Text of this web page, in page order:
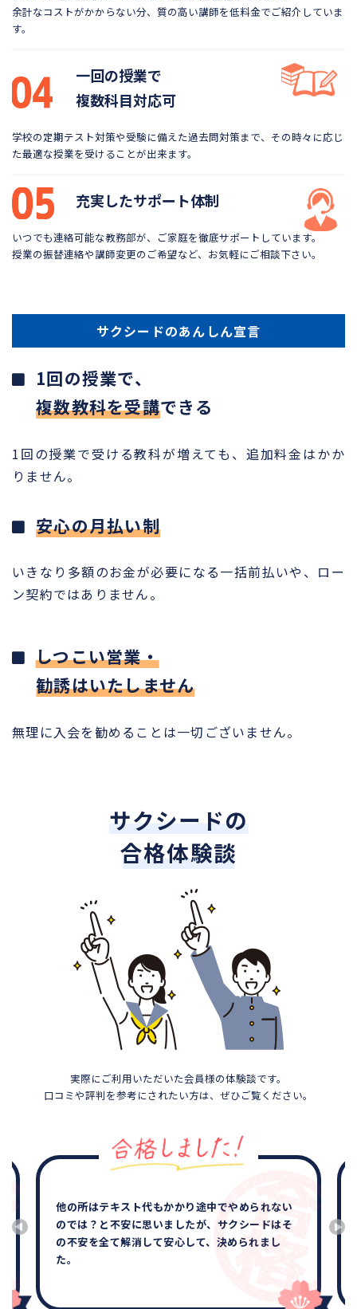
余計なコストがかからない分、質の高い講師を低料金でご紹介していま
す。
一回の授業で
複数科目対応可
学校の定期テスト対策や受験に備えた過去問対策まで、 その時々に応じ
た最適な授業を受けることが出来ます。
充実したサポート体制
いつでも連絡可能な教務部が、ご家庭を徹底サポートしています。
授業の振替連絡や講師変更のご希望など、お気軽にご相談下さい。
サクシードのあんしん宣言
1回の授業で、
複数教科を受講できる
1回の授業で受ける教科が増えても、追加料金はかか
りません。
安心の月払い制
いきなり多額のお金が必要になる一括前払いや、ロー
ン契約ではありません。
しつこい営業・
勧誘はいたしません
無理に入会を勧めることは一切ございません。
サクシードの
合格体験談
実際にご利用いただいた会員様の体験談です。
口コミや評判を参考にされたい方は、ぜひご覧ください。
他の所はテキスト代もかかり途中でやめられない
のでは？と不安に思いましたが、サクシードはそ
の不安を全て解消して安心して、決められまし
た。